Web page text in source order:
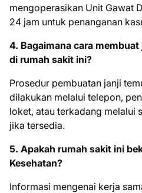
mengoperasikan Unit Gawat
24 jam untuk penanganan
4. Bagaimana cara
di rumah sakit ini?
Prosedur pembuatan janji
dilakukan melalui telepon,
loket, atau terkadang melalui
jika tersedia.
5. Apakah rumah sakit ini
Kesehatan?
Informasi mengenai kerja